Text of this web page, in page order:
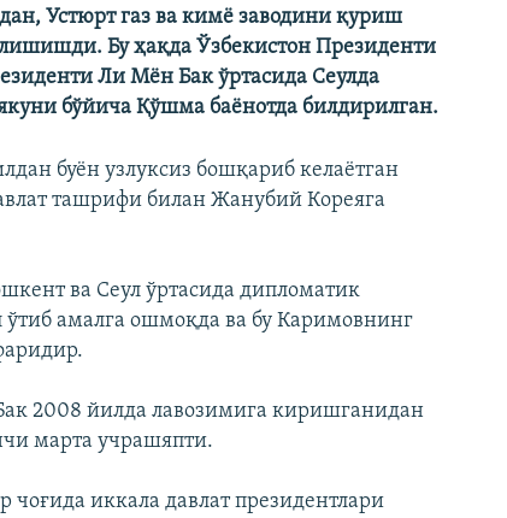
Устюрт газ ва кимё заводини қуриш
Бу ҳақда Ўзбекистон Президенти
Ли Мён Бак ўртасида Сеулда
бўйича Қўшма баёнотда билдирилган.
буён узлуксиз бошқариб келаётган
ташрифи билан Жанубий Кореяга
ва Сеул ўртасида дипломатик
амалга ошмоқда ва бу Каримовнинг
2008 йилда лавозимига киришганидан
марта учрашяпти.
иккала давлат президентлари